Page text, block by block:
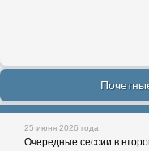
25 июня 2026 года
Очередные сессии в